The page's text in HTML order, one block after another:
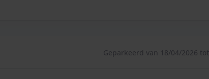
Geparkeerd van 18/04/2026